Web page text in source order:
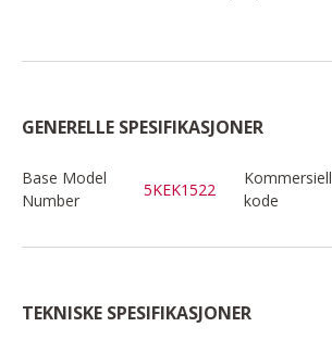
GENERELLE SPESIFIKASJONER
Base Model
Number
5KEK1522
Kommersiell
kode
TEKNISKE SPESIFIKASJONER